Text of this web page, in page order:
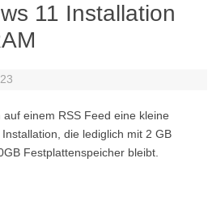
11 Installation
einem RSS Feed eine kleine
die lediglich mit 2 GB
Festplattenspeicher bleibt.